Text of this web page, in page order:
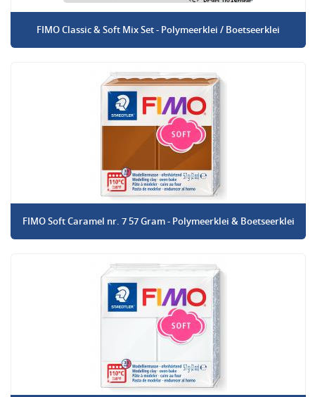
FIMO Classic & Soft Mix Set - Polymeerklei / Boetseerklei
FIMO Soft Caramel nr. 7 57 Gram - Polymeerklei & Boetseerklei